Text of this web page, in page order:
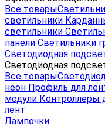
Все товары
светильники
светильники
панели Светильники
Светодиодная
Светодиодная
Все товары
неон Профиль для
модули Контроллеры
лент
Лампочки